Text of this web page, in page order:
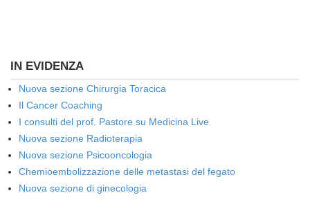
IN EVIDENZA
Nuova sezione Chirurgia Toracica
Il Cancer Coaching
I consulti del prof. Pastore su Medicina Live
Nuova sezione Radioterapia
Nuova sezione Psicooncologia
Chemioembolizzazione delle metastasi del fegato
Nuova sezione di ginecologia